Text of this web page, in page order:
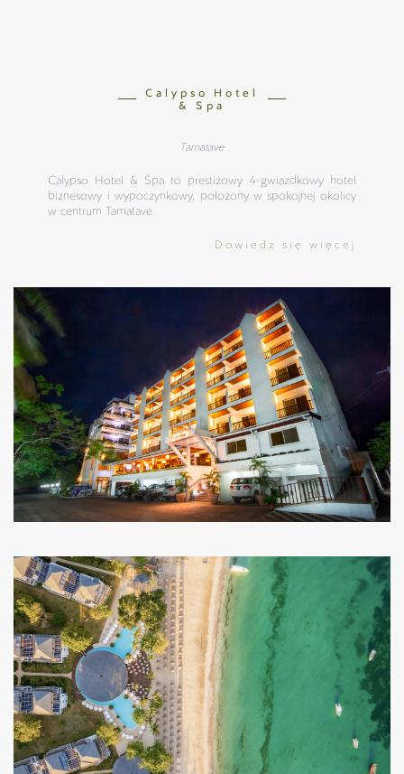
Calypso Hotel
& Spa
Tamatave
Calypso Hotel & Spa to prestiżowy 4-gwiazdkowy hotel
biznesowy i wypoczynkowy, położony w spokojnej okolicy
w centrum Tamatave.
Dowiedz się więcej